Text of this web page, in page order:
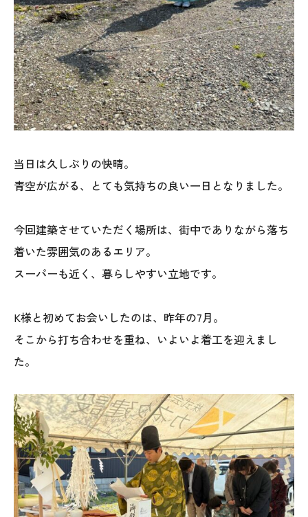
協力会社の皆様へ
住まいのなんでも相談
土地･空き家 不動産相談
資料請求
025-552-0456 (本社)
0120-470-456 (フリーダイヤル)
上越店
〒942-0072 新潟県上越市栄町2-11-40 1F
当日は久しぶりの快晴。
青空が広がる、とても気持ちの良い一日となりました。
今回建築させていただく場所は、街中でありながら落ち
着いた雰囲気のあるエリア。
スーパーも近く、暮らしやすい立地です。
K様と初めてお会いしたのは、昨年の7月。
そこから打ち合わせを重ね、いよいよ着工を迎えまし
た。